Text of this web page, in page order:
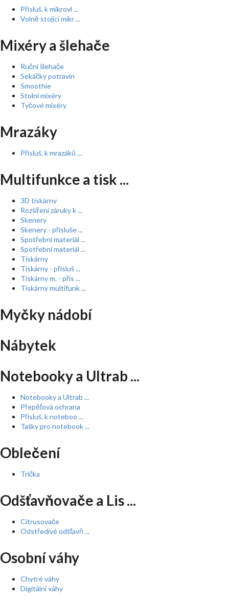
Přísluš. k mikrovl ...
Volně stojící mikr ...
Mixéry a šlehače
Ruční šlehače
Sekáčky potravin
Smoothie
Stolní mixéry
Tyčové mixéry
Mrazáky
Přísluš. k mrazáků ...
Multifunkce a tisk ...
3D tiskárny
Rozšíření záruky k ...
Skenery
Skenery - přísluše ...
Spotřební materiál ...
Spotřební materiál ...
Tiskárny
Tiskárny - přísluš ...
Tiskárny m. - přís ...
Tiskárny multifunk ...
Myčky nádobí
Nábytek
Notebooky a Ultrab ...
Notebooky a Ultrab ...
Přepěťová ochrana
Přísluš. k noteboo ...
Tašky pro notebook ...
Oblečení
Trička
Odšťavňovače a Lis ...
Citrusovače
Odstředivé odšťavň ...
Osobní váhy
Chytré váhy
Digitální váhy